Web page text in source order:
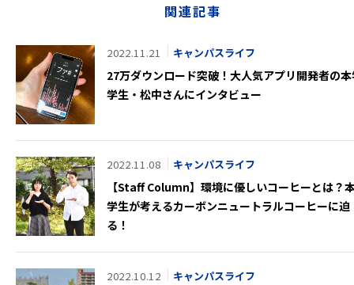
関連記事
2022.11.21 キャンパスライフ
27万ダウンロード突破！大人気アプリ開発者の
学生・松中さんにインタビュー
2022.11.08 キャンパスライフ
【Staff Column】環境に優しいコーヒーとは？
学生が考えるカーボンニュートラルコーヒーに迫
る！
2022.10.12 キャンパスライフ